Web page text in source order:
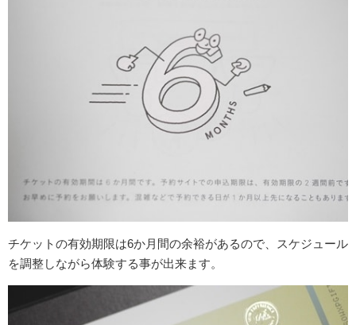
チケットの有効期限は6か月間の余裕があるので、スケジュール
を調整しながら体験する事が出来ます。